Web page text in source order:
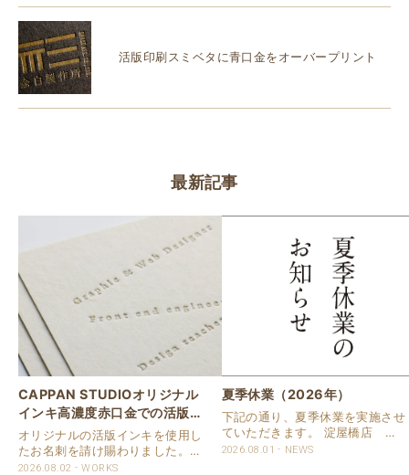
活版印刷スミベタに青口金をオーバープリント
最新記事
CAPPAN STUDIOオリジナル
インキ高濃度赤口金での活版名
刺
オリジナルの活版インキを使用し
たお名刺を請け賜わりました。
用紙は新バフン紙Nのきぬを使用
2026.08.02 WORKS
夏季休業（2026年）
下記の通り、夏季休業を実施させ
ていただきます。 淀屋橋店 通
常営業いたします。 奈良店 8月
2026.08.01 NEWS